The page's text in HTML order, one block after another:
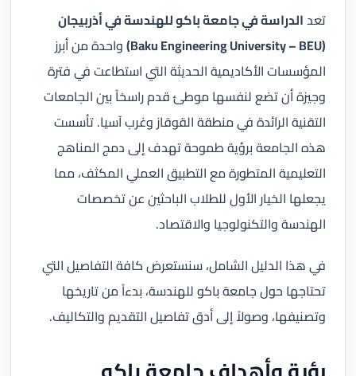
تعدالدراسة في جامعة باكو للهندسة في أذربيجان
(Baku Engineering University – BEU)
واحدة من أبرز
المؤسسات الأكاديمية الحديثة التي استطاعت في فترة
وجيزة أن تضع لنفسها موطئ قدم راسخاً بين الجامعات
التقنية الرائدة في منطقة القوقاز وغرب آسيا. تأسست
هذه الجامعة برؤية طموحة تهدف إلى دمج المناهج
التعليمية المتطورة مع التطبيق العملي المكثف، مما
يجعلها الخيار الأول للطلاب الباحثين عن تخصصات
الهندسة والتكنولوجيا والاقتصاد.
في هذا الدليل الشامل، سنستعرض كافة التفاصيل التي
تحتاجها حول جامعة باكو للهندسة، بدءاً من تاريخها
وتصنيفها، وصولاً إلى أدق تفاصيل التقديم والتكاليف.